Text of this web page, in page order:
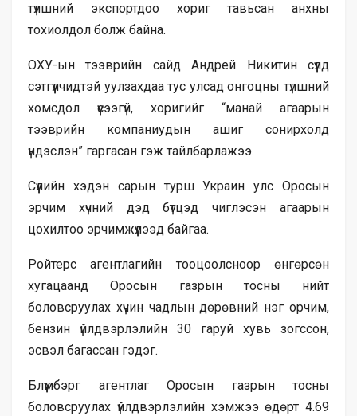
түлшний экспортдоо хориг тавьсан анхны
тохиолдол болж байна.
ОХУ-ын тээврийн сайд Андрей Никитин сүүлд
сэтгүүлчидтэй уулзахдаа тус улсад онгоцны түлшний
хомсдол үүсээгүй, хоригийг “манай агаарын
тээврийн компаниудын ашиг сонирхолд
үндэслэн” гаргасан гэж тайлбарлажээ.
Сүүлийн хэдэн сарын турш Украин улс Оросын
эрчим хүчний дэд бүтцэд чиглэсэн агаарын
цохилтоо эрчимжүүлээд байгаа.
Ройтерс агентлагийн тооцоолсноор өнгөрсөн
хугацаанд Оросын газрын тосны нийт
боловсруулах хүчин чадлын дөрөвний нэг орчим,
бензин үйлдвэрлэлийн 30 гаруй хувь зогссон,
эсвэл багассан гэдэг.
Блүүмбэрг агентлаг Оросын газрын тосны
боловсруулах үйлдвэрлэлийн хэмжээ өдөрт 4.69